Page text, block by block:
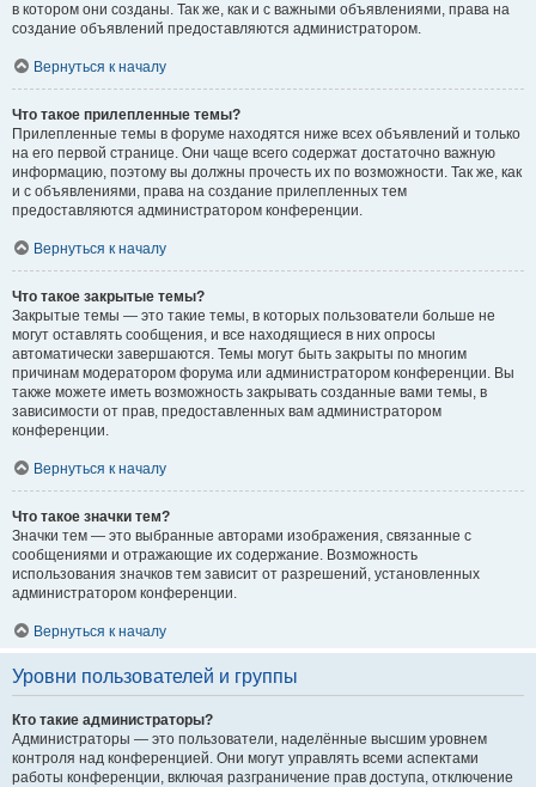
в котором они созданы. Так же, как и с важными объявлениями, права на
создание объявлений предоставляются администратором.
Вернуться к началу
Что такое прилепленные темы?
Прилепленные темы в форуме находятся ниже всех объявлений и только
на его первой странице. Они чаще всего содержат достаточно важную
информацию, поэтому вы должны прочесть их по возможности. Так же, как
и с объявлениями, права на создание прилепленных тем
предоставляются администратором конференции.
Вернуться к началу
Что такое закрытые темы?
Закрытые темы — это такие темы, в которых пользователи больше не
могут оставлять сообщения, и все находящиеся в них опросы
автоматически завершаются. Темы могут быть закрыты по многим
причинам модератором форума или администратором конференции. Вы
также можете иметь возможность закрывать созданные вами темы, в
зависимости от прав, предоставленных вам администратором
конференции.
Вернуться к началу
Что такое значки тем?
Значки тем — это выбранные авторами изображения, связанные с
сообщениями и отражающие их содержание. Возможность
использования значков тем зависит от разрешений, установленных
администратором конференции.
Вернуться к началу
Уровни пользователей и группы
Кто такие администраторы?
Администраторы — это пользователи, наделённые высшим уровнем
контроля над конференцией. Они могут управлять всеми аспектами
работы конференции, включая разграничение прав доступа, отключение